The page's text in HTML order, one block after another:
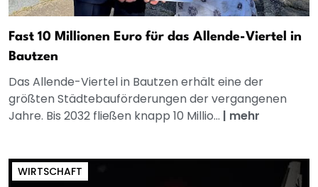
Fast 10 Millionen Euro für das Allende-Viertel in
Bautzen
Das Allende-Viertel in Bautzen erhält eine der
größten Städtebauförderungen der vergangenen
Jahre. Bis 2032 fließen knapp 10 Millio... | mehr
WIRTSCHAFT